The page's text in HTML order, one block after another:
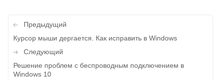
Навигация
по
записям
Предыдущий
Курсор мыши дергается. Как исправить в Windows
Следующий
Решение проблем с беспроводным подключением в
Windows 10